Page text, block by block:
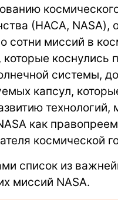
(НАСА, NASA),
сотни миссий в
которые коснулись
системы, до
капсул,
как
космической
список из
миссий NASA.